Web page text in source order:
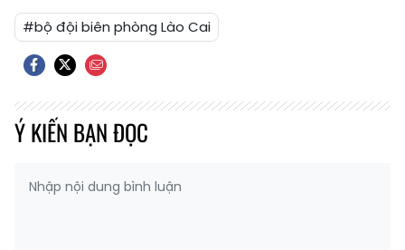
#bộ đội biên phòng Lào Cai
Ý KIẾN BẠN ĐỌC